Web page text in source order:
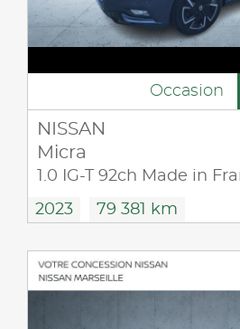
Occasion
NISSAN
Micra
2023 79 381 km